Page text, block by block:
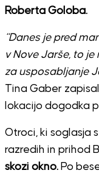
Roberta Goloba.
“Danes je pred
v Nove Jarše, to
za usposabljanje
Tina Gaber
lokacijo dogodka
Otroci, ki soglasja
razredih in prihod
skozi okno.Po